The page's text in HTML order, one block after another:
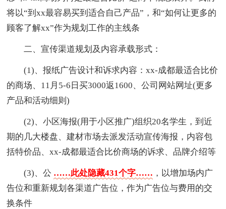
将以“到xx最容易买到适合自己产品”，和“如何让更多的
顾客了解xx”作为规划工作的主线条
二、宣传渠道规划及内容承载形式：
(1)、报纸广告设计和诉求内容：xx-成都最适合比价
的商场、11月5-6日买3000返1600、公司网站网址(更多
产品和活动细则)
(2)、小区海报(用于小区推广)组织20名学生，到近
期的几大楼盘、建材市场去派发活动宣传海报，内容包
括特价品、xx-成都最适合比价商场的诉求、品牌介绍等
(3)、公 ……此处隐藏431个字…… ，以增加场内广
告位和重新规划各渠道广告位，作为广告位与费用的交
换条件